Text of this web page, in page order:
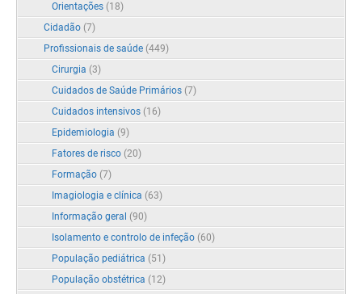
Orientações (18)
Cidadão (7)
Profissionais de saúde (449)
Cirurgia (3)
Cuidados de Saúde Primários (7)
Cuidados intensivos (16)
Epidemiologia (9)
Fatores de risco (20)
Formação (7)
Imagiologia e clínica (63)
Informação geral (90)
Isolamento e controlo de infeção (60)
População pediátrica (51)
População obstétrica (12)